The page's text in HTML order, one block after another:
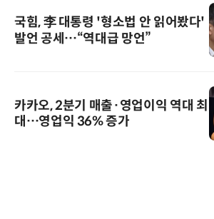
국힘, 李 대통령 '형소법 안 읽어봤다'
발언 공세…“역대급 망언”
카카오, 2분기 매출·영업이익 역대 최
대…영업익 36% 증가